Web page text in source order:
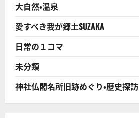
引
き
上
げ
２
案
に
つ
さ
ら
に
む
大自然・温泉
愛すべき我が郷土SUZAKA
日常の１コマ
未分類
神社仏閣名所旧跡めぐり・歴史探訪